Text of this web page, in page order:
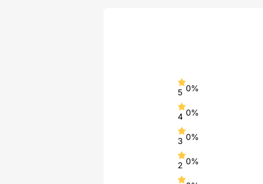
5 0%
4 0%
3 0%
2 0%